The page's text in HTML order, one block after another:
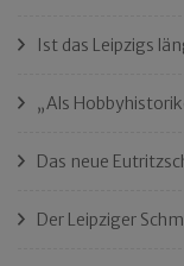
Ist das Leipzigs
„Als
Das neue
Der Leipziger